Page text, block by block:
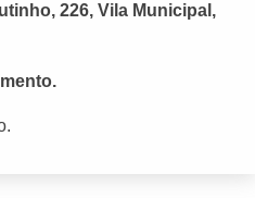
226, Vila Municipal,